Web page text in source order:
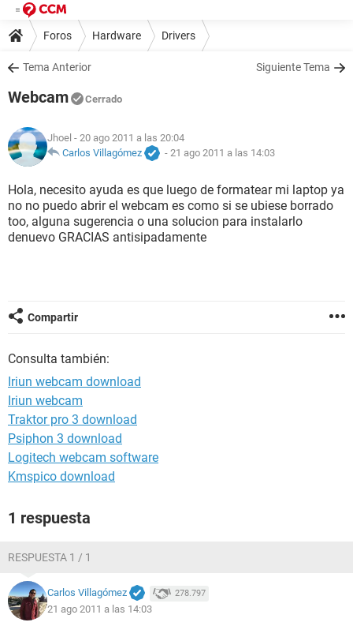
Foros Hardware Drivers
Tema Anterior Siguiente Tema
Webcam Cerrado
Jhoel - 20 ago 2011 a las 20:04
Carlos Villagómez
- 21 ago 2011 a las 14:03
Hola, necesito ayuda es que luego de formatear mi laptop ya
no no puedo abrir el webcam es como si se ubiese borrado
too, alguna sugerencia o una solucion para instalarlo
denuevo GRACIAS antisipadamente
Compartir
Consulta también:
Iriun webcam download
Iriun webcam
Traktor pro 3 download
Psiphon 3 download
Logitech webcam software
Kmspico download
1 respuesta
RESPUESTA 1 / 1
Carlos Villagómez 278.797
21 ago 2011 a las 14:03